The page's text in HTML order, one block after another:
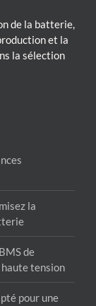
de la batterie,
et la
la sélection
la
de
tension
pour une